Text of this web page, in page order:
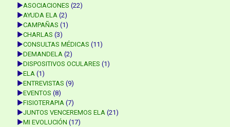
►ASOCIACIONES (22)
►AYUDA ELA (2)
►CAMPAÑAS (1)
►CHARLAS (3)
►CONSULTAS MÉDICAS (11)
►DEMANDELA (2)
►DISPOSITIVOS OCULARES (1)
►ELA (1)
►ENTREVISTAS (9)
►EVENTOS (8)
►FISIOTERAPIA (7)
►JUNTOS VENCEREMOS ELA (21)
►MI EVOLUCIÓN (17)